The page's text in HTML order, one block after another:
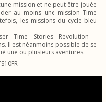
mission et ne peut être jouée
au moins une mission Time
les missions du cycle bleu
Time Stories Revolution -
Il est néanmoins possible de se
une ou plusieurs aventures.